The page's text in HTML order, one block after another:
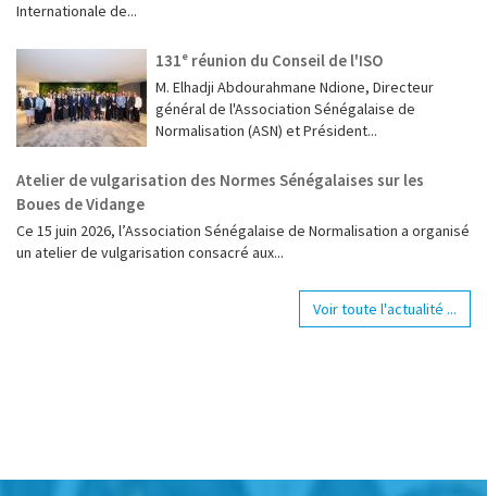
Internationale de...
131ᵉ réunion du Conseil de l'ISO
M. Elhadji Abdourahmane Ndione, Directeur
général de l'Association Sénégalaise de
Normalisation (ASN) et Président...
Atelier de vulgarisation des Normes Sénégalaises sur les
Boues de Vidange
Ce 15 juin 2026, l’Association Sénégalaise de Normalisation a organisé
un atelier de vulgarisation consacré aux...
Voir toute l'actualité ...